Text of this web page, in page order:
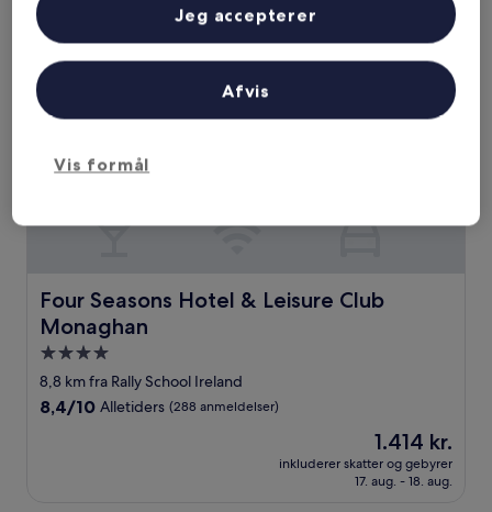
Four Seasons Hotel & Leisure Club
Monaghan
Four Seasons Hotel & Leisure Club Monaghan
4.0-
stjernet
overnatningssted
8,8 km fra Rally School Ireland
8.4
8,4/10 Alletiders (288 anmeldelser)
Prisen
er
1.414 kr.
1.414 kr.
inkluderer skatter og gebyrer
17. aug. - 18. aug.
Four Seasons Hotel & Leisure Club Monaghan
Vis formål
Afvis
Jeg accepterer